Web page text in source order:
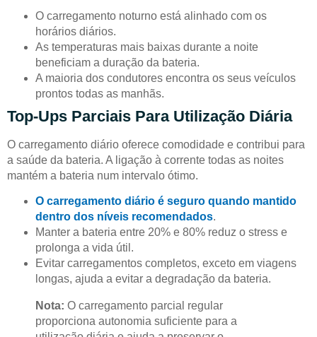
O carregamento noturno está alinhado com os
horários diários.
As temperaturas mais baixas durante a noite
beneficiam a duração da bateria.
A maioria dos condutores encontra os seus veículos
prontos todas as manhãs.
Top-Ups Parciais Para Utilização Diária
O carregamento diário oferece comodidade e contribui para
a saúde da bateria. A ligação à corrente todas as noites
mantém a bateria num intervalo ótimo.
O carregamento diário é seguro quando mantido
dentro dos níveis recomendados.
Manter a bateria entre 20% e 80% reduz o stress e
prolonga a vida útil.
Evitar carregamentos completos, exceto em viagens
longas, ajuda a evitar a degradação da bateria.
Nota: O carregamento parcial regular
proporciona autonomia suficiente para a